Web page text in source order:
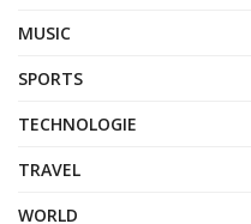
MUSIC
SPORTS
TECHNOLOGIE
TRAVEL
WORLD